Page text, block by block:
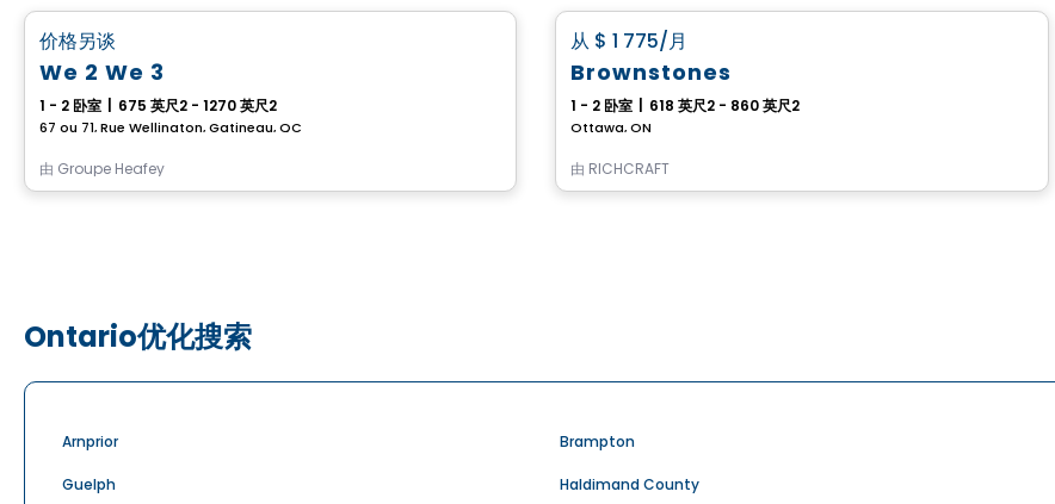
价格另谈
We 2 We 3
1 - 2 卧室 675 英尺2 - 1270 英尺2
67 ou 71, Rue Wellington, Gatineau, QC
由 Groupe Heafey
从 $ 1 775/月
Brownstones
1 - 2 卧室 618 英尺2 - 860 英尺2
Ottawa, ON
由 RICHCRAFT
Ontario优化搜索
Arnprior Brampton
Guelph Haldimand County